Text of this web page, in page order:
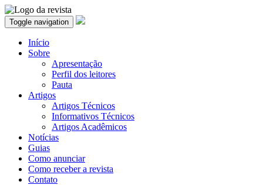
Toggle navigation
Início
Sobre
Apresentação
Perfil dos leitores
Pauta
Artigos
Artigos Técnicos
Informativos Técnicos
Artigos Acadêmicos
Notícias
Guias
Como anunciar
Como receber a revista
Contato